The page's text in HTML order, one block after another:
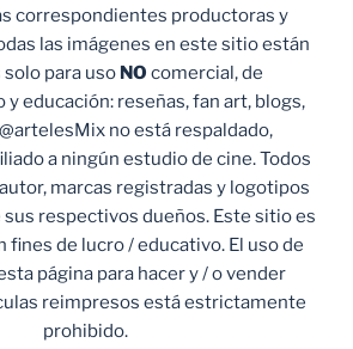
correspondientes productoras y
las imágenes en este sitio están
para uso NO comercial, de
educación: reseñas, fan art, blogs,
no está respaldado,
a ningún estudio de cine. Todos
marcas registradas y logotipos
respectivos dueños. Este sitio es
fines de lucro / educativo. El uso de
página para hacer y / o vender
reimpresos está estrictamente
prohibido.